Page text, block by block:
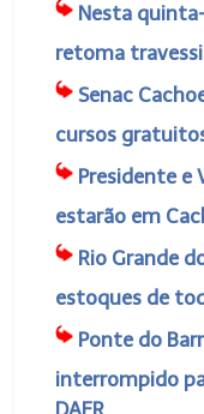
Nesta
retoma
Senac
cursos
Presidente e
estarão em
Rio Grande
estoques de
Ponte do
interrompido
DAER